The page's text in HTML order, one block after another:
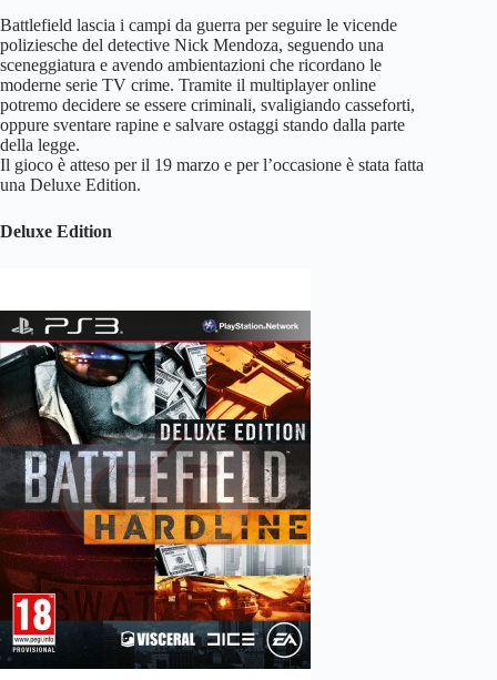
Battlefield lascia i campi da guerra per seguire le vicende
poliziesche del detective Nick Mendoza, seguendo una
sceneggiatura e avendo ambientazioni che ricordano le
moderne serie TV crime. Tramite il multiplayer online
potremo decidere se essere criminali, svaligiando casseforti,
oppure sventare rapine e salvare ostaggi stando dalla parte
della legge.
Il gioco è atteso per il 19 marzo e per l’occasione è stata fatta
una Deluxe Edition.
Deluxe Edition